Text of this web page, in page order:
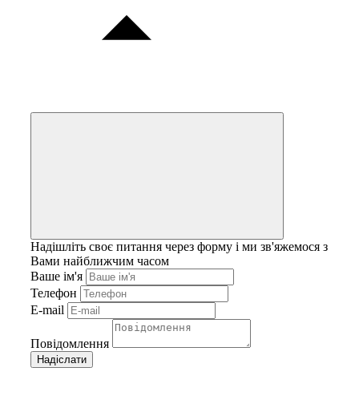
Надішліть своє питання через форму і ми зв'яжемося з
Вами найближчим часом
Ваше ім'я
Телефон
E-mail
Повідомлення